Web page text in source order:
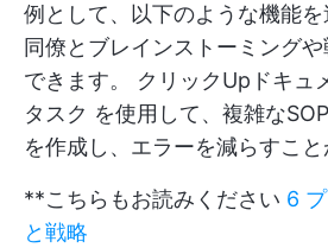
例として、以下のような機能を
同僚とブレインストーミング
できます。 クリックUpドキュ
タスク を使用して、複雑な
を作成し、エラーを減らすこと
**こちらもお読みください 6
と戦略